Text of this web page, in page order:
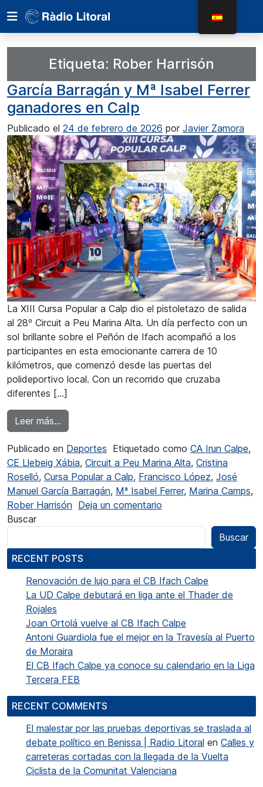
Etiqueta: Rober Harrisón
García Barragán y Mª Isabel Ferrer
ganadores en Calp
Publicado el 24 de febrero de 2026 por Javier Zamora
La XIII Cursa Popular a Calp dio el pistoletazo de salida
al 28º Circuit a Peu Marina Alta. Un día perfecto con un
sol brillante sobre el Peñón de Ifach acompañó a los
participantes en esta emocionante carrera de 10
kilómetros, que comenzó desde las puertas del
polideportivo local. Con un recorrido que cruzaba
diferentes […]
Leer más…
Publicado en Deportes Etiquetado como CA Irun Calpe,
CE Llebeig Xábia, Circuit a Peu Marina Alta, Cristina
Roselló, Cursa Popular a Calp, Francisco López, José
Manuel García Barragán, Mª Isabel Ferrer, Marina Camps,
Rober Harrisón Deja un comentario
Buscar
Buscar
RECENT POSTS
Renovación de lujo para el CB Ifach Calpe
La UD Calpe debutará en liga ante el Thader de
Rojales
Joan Ortolá vuelve al CB Ifach Calpe
Antoni Guardiola fue el mejor en la Travesía al Puerto
de Moraira
El CB Ifach Calpe ya conoce su calendario en la Liga
Tercera FEB
RECENT COMMENTS
El malestar por las pruebas deportivas se traslada al
debate político en Benissa | Radio Litoral en Calles y
carreteras cortadas con la llegada de la Vuelta
Ciclista de la Comunitat Valenciana